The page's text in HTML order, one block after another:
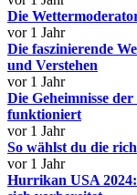
Die
vor 1 Jahr
Die faszinierende
und Verstehen
vor 1 Jahr
Die Geheimnisse
funktioniert
vor 1 Jahr
So wählst du die
vor 1 Jahr
Hurrikan USA